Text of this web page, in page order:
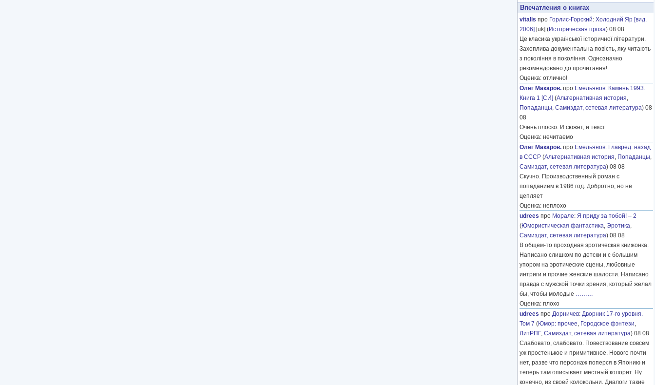
Впечатления о книгах
vitalis про Горлис-Горский: Холодний Яр [вид.
2006] [uk] (Историческая проза) 08 08
Це класика української історичної літератури.
Захоплива документальна повість, яку читають
з покоління в покоління. Однозначно
рекомендовано до прочитання!
Оценка: отлично!
Олег Макаров. про Емельянов: Камень 1993.
Книга 1 [СИ] (Альтернативная история,
Попаданцы, Самиздат, сетевая литература) 08
08
Очень плоско. И сюжет, и текст
Оценка: нечитаемо
Олег Макаров. про Емельянов: Главред: назад
в СССР (Альтернативная история, Попаданцы,
Самиздат, сетевая литература) 08 08
Скучно. Производственный роман с
попаданием в 1986 год. Добротно, но не
цепляет
Оценка: неплохо
udrees про Морале: Я приду за тобой! – 2
(Юмористическая фантастика, Эротика,
Самиздат, сетевая литература) 08 08
В общем-то проходная эротическая книжонка.
Написано слишком по детски и с большим
упором на эротические сцены, любовные
интриги и прочие женские шалости. Написано
правда с мужской точки зрения, который желал
бы, чтобы молодые ………
Оценка: плохо
udrees про Дорничев: Дворник 17-го уровня.
Том 7 (Юмор: прочее, Городское фэнтези,
ЛитРПГ, Самиздат, сетевая литература) 08 08
Слабовато, слабовато. Повествование совсем
уж простенькое и примитивное. Нового почти
нет, разве что персонаж поперся в Японию и
теперь там описывает местный колорит. Ну
конечно, из своей колокольни. Диалоги такие